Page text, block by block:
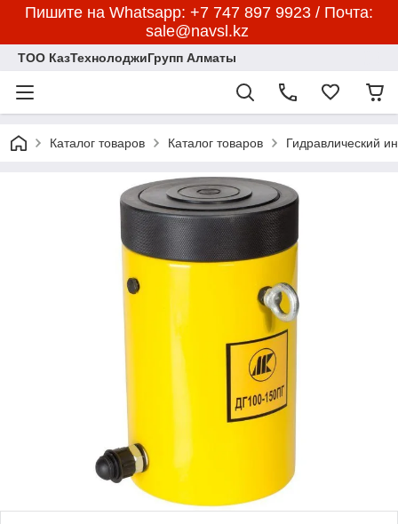
Пишите на Whatsapp: +7 747 897 9923 / Почта:
sale@navsl.kz
ТОО КазТехнолоджиГрупп Алматы
Каталог товаров Каталог товаров Гидравлический